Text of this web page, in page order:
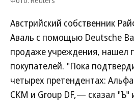
Австрийский собственник
Аваль с помощью Deutsche
продаже учреждения, нашел
покупателей. "Пока
четырех претендентах:
СКМ и Group DF,— сказал "Ъ"